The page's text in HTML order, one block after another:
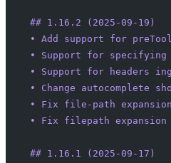
## 1.16.2 (2025-09-19)
• Add support for
• Support for specifying
• Support for headers
• Change
• Fix file-path
• Fix filepath expansion
## 1.16.1 (2025-09-17)